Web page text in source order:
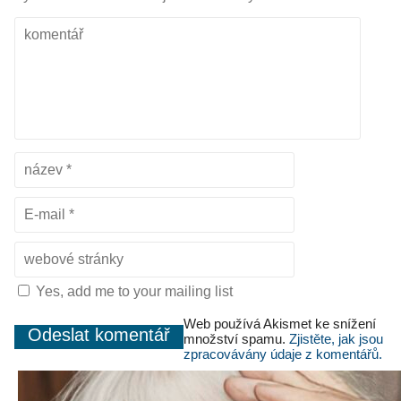
Yes, add me to your mailing list
Web používá Akismet ke snížení
množství spamu. Zjistěte, jak jsou
zpracovávány údaje z komentářů.